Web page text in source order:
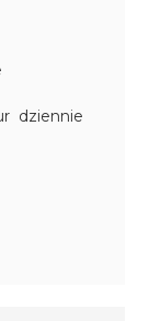
dziennie